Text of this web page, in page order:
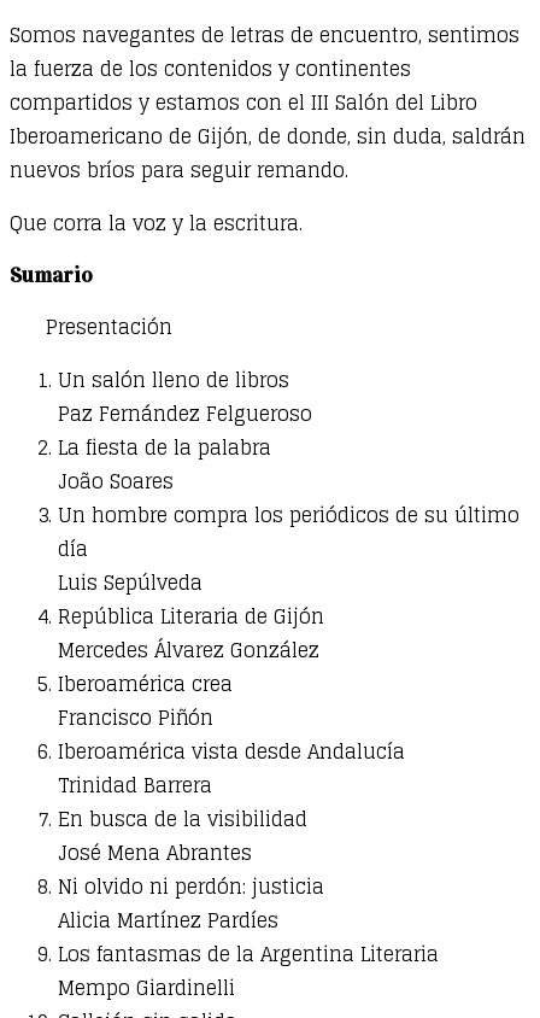
Somos navegantes de letras de encuentro, sentimos
la fuerza de los contenidos y continentes
compartidos y estamos con el III Salón del Libro
Iberoamericano de Gijón, de donde, sin duda, saldrán
nuevos bríos para seguir remando.
Que corra la voz y la escritura.
Sumario
Presentación
Un salón lleno de libros
Paz Fernández Felgueroso
La fiesta de la palabra
João Soares
Un hombre compra los periódicos de su último
día
Luis Sepúlveda
República Literaria de Gijón
Mercedes Álvarez González
Iberoamérica crea
Francisco Piñón
Iberoamérica vista desde Andalucía
Trinidad Barrera
En busca de la visibilidad
José Mena Abrantes
Ni olvido ni perdón: justicia
Alicia Martínez Pardíes
Los fantasmas de la Argentina Literaria
Mempo Giardinelli